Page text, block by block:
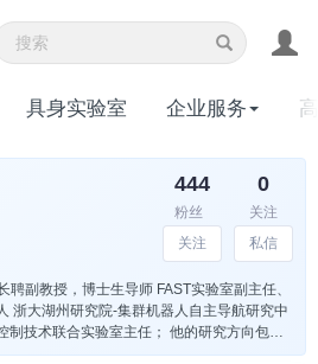
具身实验室 企业服务
444
粉丝
关注
0
关注
私信
副教授，博士生导师 FAST实验室副主任、
浙大湖州研究院-集群机器人自主导航研究中
实验室主任； 他的研究方向包括
规划、环境感知、SLAM等。近年在